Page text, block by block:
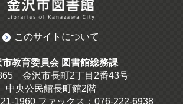
このサイトについて
市教育委員会 図書館総務課
金沢市長町2丁目2番43号
中央公民館長町館2階
1960 ファックス：076-222-6938